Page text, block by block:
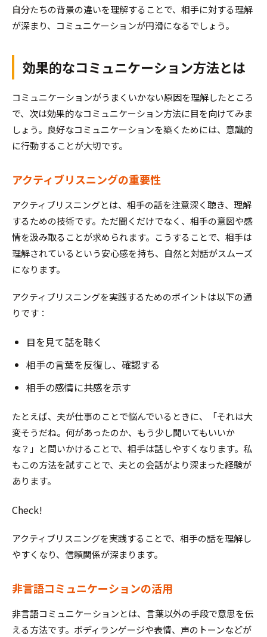
自分たちの背景の違いを理解することで、相手に対する理解
が深まり、コミュニケーションが円滑になるでしょう。
効果的なコミュニケーション方法とは
コミュニケーションがうまくいかない原因を理解したところ
で、次は効果的なコミュニケーション方法に目を向けてみま
しょう。良好なコミュニケーションを築くためには、意識的
に行動することが大切です。
アクティブリスニングの重要性
アクティブリスニングとは、相手の話を注意深く聴き、理解
するための技術です。ただ聞くだけでなく、相手の意図や感
情を汲み取ることが求められます。こうすることで、相手は
理解されているという安心感を持ち、自然と対話がスムーズ
になります。
アクティブリスニングを実践するためのポイントは以下の通
りです：
目を見て話を聴く
相手の言葉を反復し、確認する
相手の感情に共感を示す
たとえば、夫が仕事のことで悩んでいるときに、「それは大
変そうだね。何があったのか、もう少し聞いてもいいか
な？」と問いかけることで、相手は話しやすくなります。私
もこの方法を試すことで、夫との会話がより深まった経験が
あります。
Check!
アクティブリスニングを実践することで、相手の話を理解し
やすくなり、信頼関係が深まります。
非言語コミュニケーションの活用
非言語コミュニケーションとは、言葉以外の手段で意思を伝
える方法です。ボディランゲージや表情、声のトーンなどが